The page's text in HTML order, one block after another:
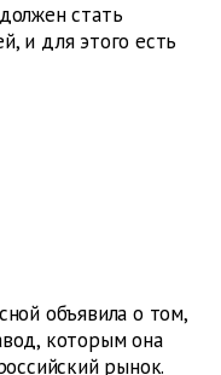
стать
и для этого есть
объявила о том,
которым она
рынок.